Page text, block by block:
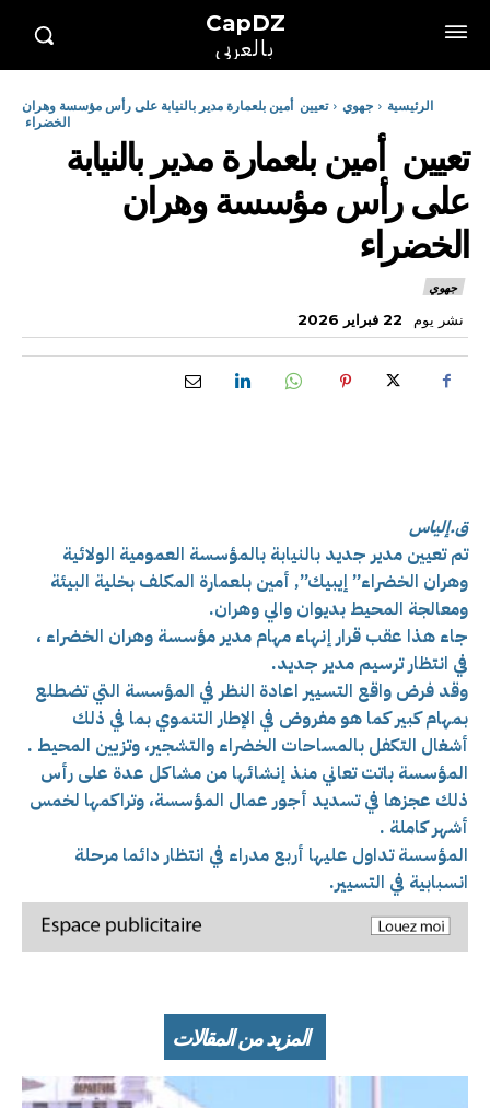
CapDZ
بالعربي
الرئيسية جهوي
تعيين أمين بلعمارة مدير بالنيابة على رأس مؤسسة وهران
الخضراء
تعيين أمين بلعمارة مدير بالنيابة
على رأس مؤسسة وهران
الخضراء
جهوي
نشر يوم 22 فبراير 2026
ق.إلياس
تم تعيين مدير جديد بالنيابة بالمؤسسة العمومية الولائية
وهران الخضراء” إيبيك”, أمين بلعمارة المكلف بخلية البيئة
ومعالجة المحيط بديوان والي وهران.
جاء هذا عقب قرار إنهاء مهام مدير مؤسسة وهران الخضراء ،
في انتظار ترسيم مدير جديد.
وقد فرض واقع التسيير اعادة النظر في المؤسسة التي تضطلع
بمهام كبير كما هو مفروض في الإطار التنموي بما في ذلك
أشغال التكفل بالمساحات الخضراء والتشجير، وتزيين المحيط .
المؤسسة باتت تعاني منذ إنشائها من مشاكل عدة على رأس
ذلك عجزها في تسديد أجور عمال المؤسسة، وتراكمها لخمس
أشهر كاملة .
المؤسسة تداول عليها أربع مدراء في انتظار دائما مرحلة
انسبابية في التسيير.
المزيد من المقالات